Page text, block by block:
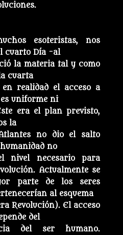
esoteristas, nos
cuarto Día -al
la materia tal y como
cuarta
en realidad el acceso a
uniforme ni
era el plan previsto,
la
no dio el salto
no
nivel necesario para
Actualmente se
parte de los seres
al esquema
Revolución). El acceso
del
del ser humano.